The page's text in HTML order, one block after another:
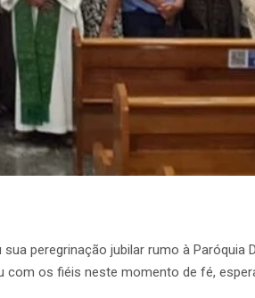
peregrinação jubilar rumo à Paróquia
com os fiéis neste momento de fé,